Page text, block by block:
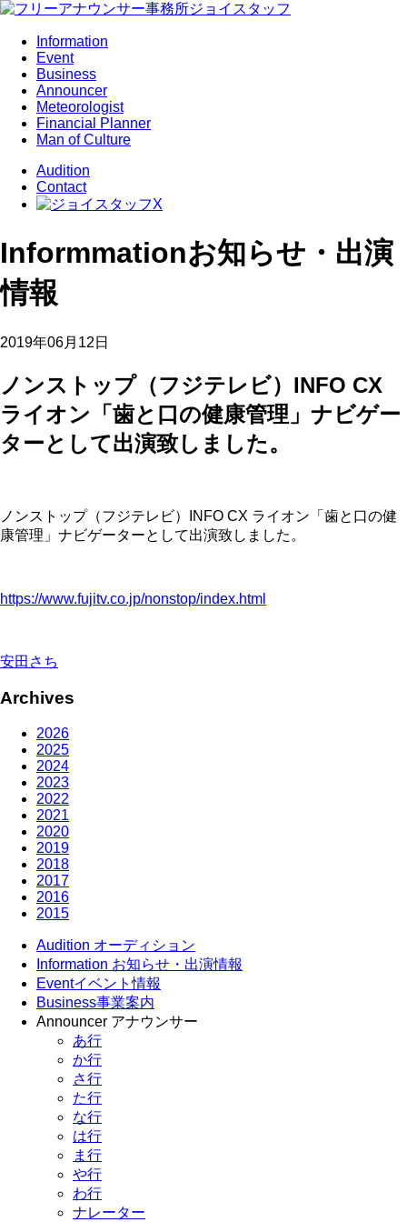
Information
Event
Business
Announcer
Meteorologist
Financial Planner
Man of Culture
Audition
Contact
Informmationお知らせ・出演
情報
2019年06月12日
ノンストップ（フジテレビ）INFO CX
ライオン「歯と口の健康管理」ナビゲー
ターとして出演致しました。
ノンストップ（フジテレビ）INFO CX ライオン「歯と口の健
康管理」ナビゲーターとして出演致しました。
https://www.fujitv.co.jp/nonstop/index.html
安田さち
Archives
2026
2025
2024
2023
2022
2021
2020
2019
2018
2017
2016
2015
Audition オーディション
Information お知らせ・出演情報
Eventイベント情報
Business事業案内
Announcer アナウンサー
あ行
か行
さ行
た行
な行
は行
ま行
や行
わ行
ナレーター